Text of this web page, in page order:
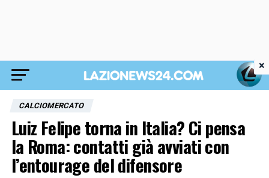
CALCIOMERCATO
Luiz Felipe torna in Italia? Ci pensa
la Roma: contatti già avviati con
l’entourage del difensore
×